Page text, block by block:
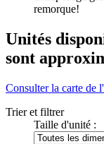
remorque!
Unités
sont
Consulter la carte de
Trier et filtrer
Taille d'unité :